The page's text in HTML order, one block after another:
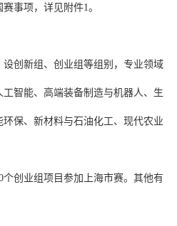
事项，详见附件1。
创新组、创业组等组别，专业领域
智能、高端装备制造与机器人、生
保、新材料与石油化工、现代农业
个创业组项目参加上海市赛。其他有